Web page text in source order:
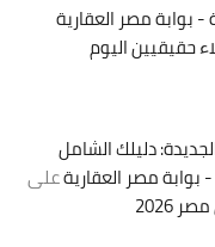
بوابة مصر العقارية
حقيقيين اليوم
دليلك الشامل
على